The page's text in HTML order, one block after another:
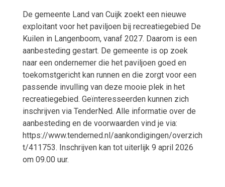
De gemeente Land van Cuijk zoekt een nieuwe
exploitant voor het paviljoen bij recreatiegebied De
Kuilen in Langenboom, vanaf 2027. Daarom is een
aanbesteding gestart. De gemeente is op zoek
naar een ondernemer die het paviljoen goed en
toekomstgericht kan runnen en die zorgt voor een
passende invulling van deze mooie plek in het
recreatiegebied. Geïnteresseerden kunnen zich
inschrijven via TenderNed. Alle informatie over de
aanbesteding en de voorwaarden vind je via:
https://www.tenderned.nl/aankondigingen/overzich
t/411753. Inschrijven kan tot uiterlijk 9 april 2026
om 09.00 uur.